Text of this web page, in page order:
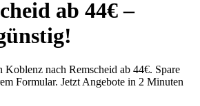
ab 44€ –
nach Remscheid ab 44€. Spare
Formular. Jetzt Angebote in 2 Minuten